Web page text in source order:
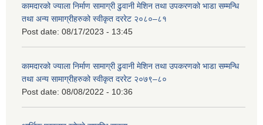
कामदारको ज्याला निर्माण सामाग्री ढुवानी मेशिन तथा उपकरणको भाडा सम्मन्धि
तथा अन्य सामाग्रीहरुको स्वीकृत दररेट २०८०–८१
Post date: 08/17/2023 - 13:45
कामदारको ज्याला निर्माण सामाग्री ढुवानी मेशिन तथा उपकरणको भाडा सम्मन्धि
तथा अन्य सामाग्रीहरुको स्वीकृत दररेट २०७९–८०
Post date: 08/08/2022 - 10:36